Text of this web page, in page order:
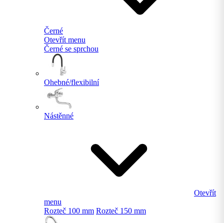
Černé
Otevřít menu
Černé se sprchou
Ohebné/flexibilní
Nástěnné
Otevřít
menu
Rozteč 100 mm Rozteč 150 mm